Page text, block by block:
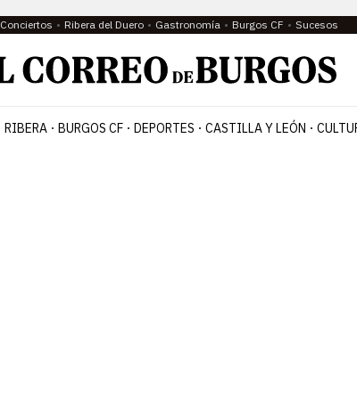
Conciertos Ribera del Duero Gastronomía Burgos CF Sucesos
RIBERA BURGOS CF DEPORTES CASTILLA Y LEÓN